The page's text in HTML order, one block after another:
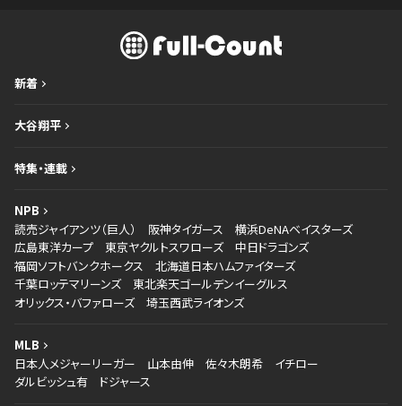
新着
大谷翔平
特集・連載
NPB
読売ジャイアンツ（巨人）
阪神タイガース
横浜DeNAベイスターズ
広島東洋カープ
東京ヤクルトスワローズ
中日ドラゴンズ
福岡ソフトバンクホークス
北海道日本ハムファイターズ
千葉ロッテマリーンズ
東北楽天ゴールデンイーグルス
オリックス・バファローズ
埼玉西武ライオンズ
MLB
日本人メジャーリーガー
山本由伸 佐々木朗希
イチロー
ダルビッシュ有
ドジャース